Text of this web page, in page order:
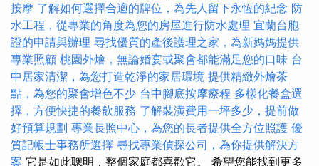
按摩 了解如何選擇合適的牌位，為先人留下永恆的紀念 防
水工程，從專業的角度為您的房屋進行防水處理 宜蘭台胞
證的申請與辦理 尋找優質的產後護理之家，為新媽媽提供
專業照顧 桃園外燴，無論婚宴或聚會都能滿足您的口味 台
中居家清潔，為您打造乾淨的家居環境 提供精緻外燴茶
點，為您的聚會增色不少 台中腳底按摩療程 多樣化餐盒選
擇，方便快捷的餐飲服務 了解裝潢費用一坪多少，提前做
好預算規劃 專業長照中心，為您的長者提供全方位照護 優
質記帳士事務所選擇 尋找專業偵探公司，為你提供解決方
案 它是如此聰明，整個家庭都喜歡它。 希望您能找到更多